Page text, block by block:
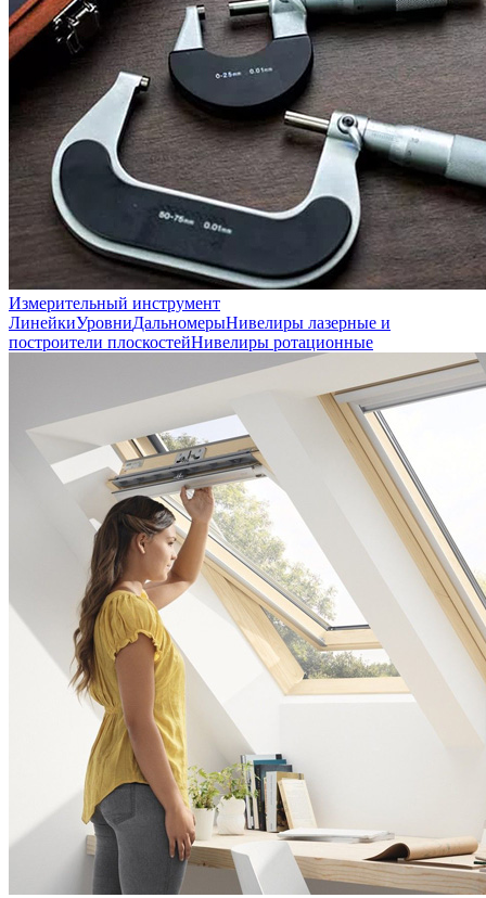
Измерительный инструмент
ЛинейкиУровниДальномерыНивелиры лазерные и
построители плоскостейНивелиры ротационные